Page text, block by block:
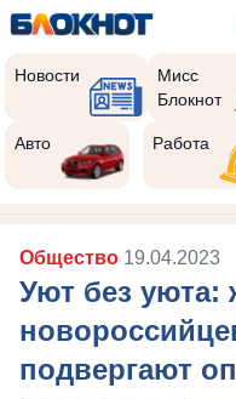
Новости
Мисс
Блокнот
Авто Работа
Общество 19.04.2023
Уют без уюта:
подвергают